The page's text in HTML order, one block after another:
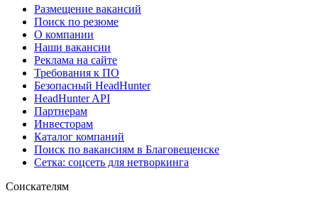
Размещение вакансий
Поиск по резюме
О компании
Наши вакансии
Реклама на сайте
Требования к ПО
Безопасный HeadHunter
HeadHunter API
Партнерам
Инвесторам
Каталог компаний
Поиск по вакансиям в Благовещенске
Сетка: соцсеть для нетворкинга
Соискателям